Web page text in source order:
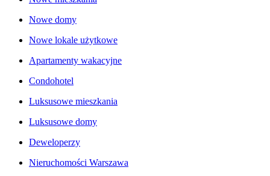
Nowe domy
Nowe lokale użytkowe
Apartamenty wakacyjne
Condohotel
Luksusowe mieszkania
Luksusowe domy
Deweloperzy
Nieruchomości Warszawa